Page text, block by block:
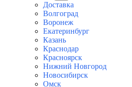
Доставка
Волгоград
Воронеж
Екатеринбург
Казань
Краснодар
Красноярск
Нижний Новгород
Новосибирск
Омск